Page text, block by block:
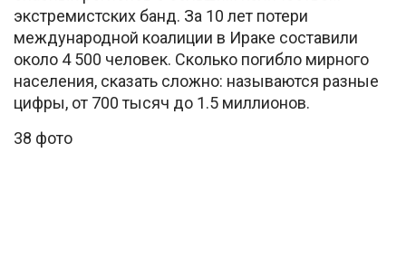
экстремистских банд. За 10 лет потери
международной коалиции в Ираке составили
около 4 500 человек. Сколько погибло мирного
населения, сказать сложно: называются разные
цифры, от 700 тысяч до 1.5 миллионов.
38 фото